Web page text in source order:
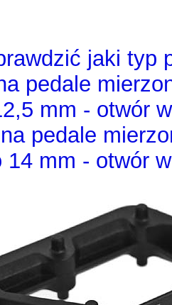
jaki typ
pedale
mm - otwór
pedale
14 mm - otwór